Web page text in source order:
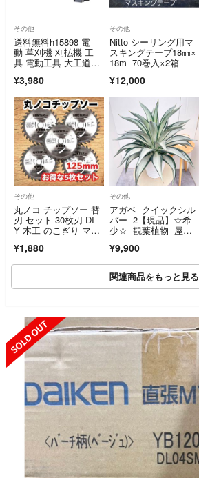
その他
送料無料h15898 電
動 草刈機 刈払機 工
具 電動工具 大工道
¥3,980
その他
Nitto シーリング用マ
スキングテープ18㎜×
18m 70巻入×2箱
¥12,000
その他
丸ノコ チップソー 替
刃 セット 30枚刃 DI
Y 木工 のこぎり マル
¥1,880
その他
アガベ クイックシル
バー 2【現品】☆希
少☆ 観葉植物 屋
ン 大型
¥9,900
関連商品をもっと見る
SOLD OUT